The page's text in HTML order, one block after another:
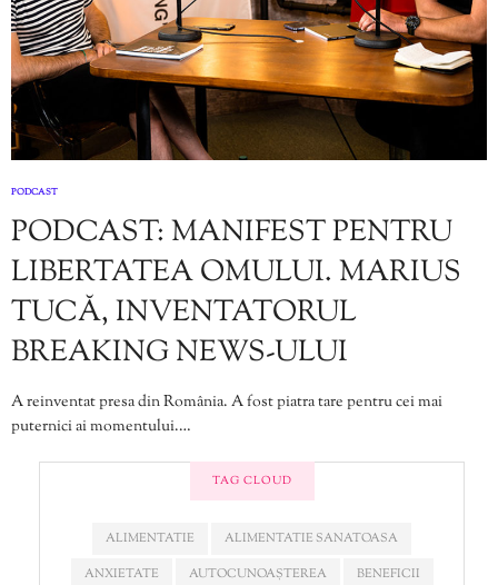
PODCAST
PODCAST: MANIFEST PENTRU
LIBERTATEA OMULUI. MARIUS
TUCĂ, INVENTATORUL
BREAKING NEWS-ULUI
A reinventat presa din România. A fost piatra tare pentru cei mai
puternici ai momentului.…
TAG CLOUD
ALIMENTATIE
ALIMENTATIE SANATOASA
ANXIETATE
AUTOCUNOAȘTEREA
BENEFICII